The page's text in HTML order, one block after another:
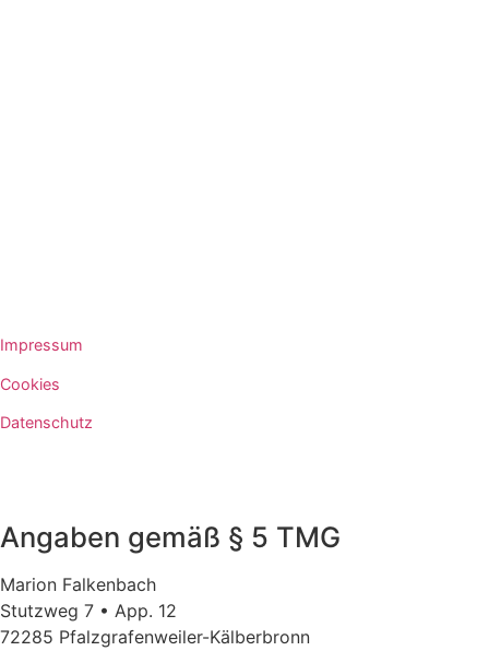
Impressum
Cookies
Datenschutz
Angaben gemäß § 5 TMG
Marion Falkenbach
Stutzweg 7 • App. 12
72285 Pfalzgrafenweiler-Kälberbronn